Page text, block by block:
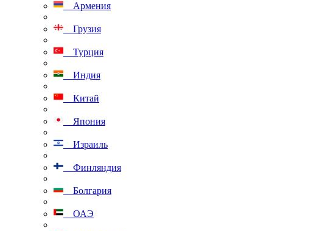
Армения
Грузия
Турция
Индия
Китай
Япония
Израиль
Финляндия
Болгария
ОАЭ